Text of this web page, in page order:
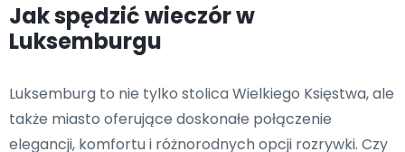
Jak spędzić wieczór w
Luksemburgu
Luksemburg to nie tylko stolica Wielkiego Księstwa, ale
także miasto oferujące doskonałe połączenie
elegancji, komfortu i różnorodnych opcji rozrywki. Czy